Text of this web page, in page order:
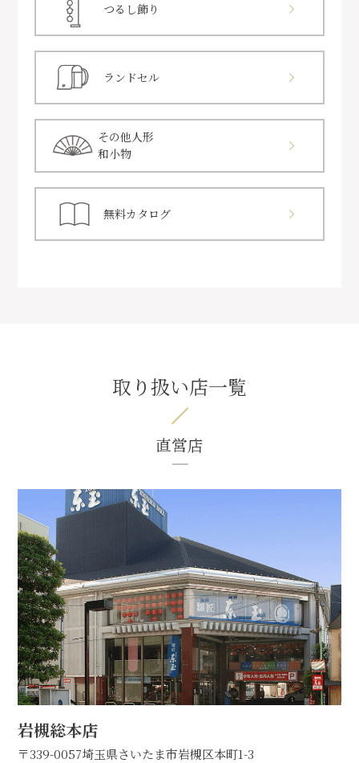
つるし飾り
ランドセル
その他人形
和小物
無料カタログ
取り扱い店一覧
直営店
岩槻総本店
〒339-0057埼玉県さいたま市岩槻区本町1-3